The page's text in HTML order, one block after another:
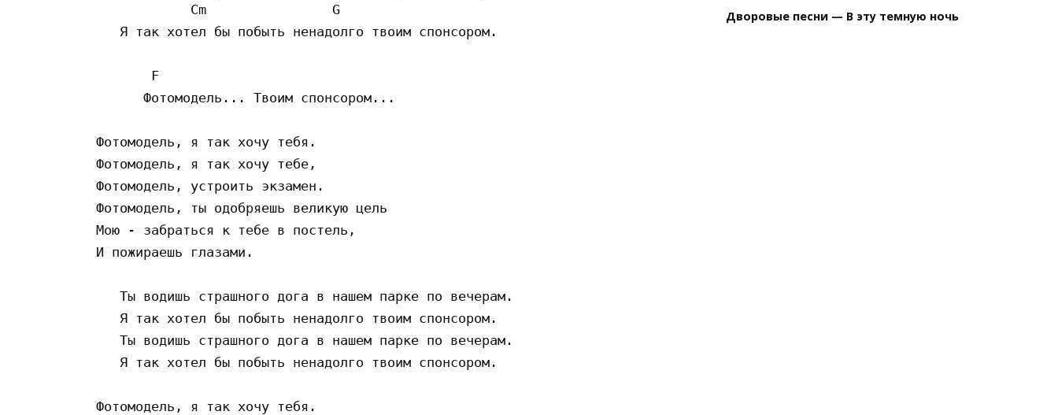
            Cm                G
   Я так хотел бы побыть ненадолго твоим спонсором.
       F
      Фотомодель... Твоим спонсором...
Фотомодель, я так хочу тебя.
Фотомодель, я так хочу тебе,
Фотомодель, устроить экзамен.
Фотомодель, ты одобряешь великую цель
Мою - забраться к тебе в постель,
И пожираешь глазами.
   Ты водишь страшного дога в нашем парке по вечерам.
   Я так хотел бы побыть ненадолго твоим спонсором.
   Ты водишь страшного дога в нашем парке по вечерам.
   Я так хотел бы побыть ненадолго твоим спонсором.
Фотомодель, я так хочу тебя.
Дворовые песни — В эту темную ночь